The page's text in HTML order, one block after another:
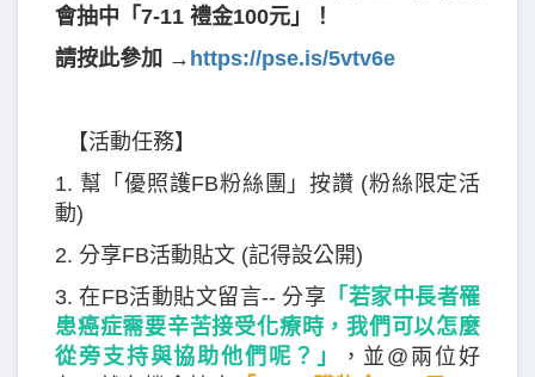
會抽中「7-11 禮金100元」！
請按此參加 → https://pse.is/5vtv6e
【活動任務】
1. 幫「優照護FB粉絲團」按讚 (粉絲限定活
動)
2. 分享FB活動貼文 (記得設公開)
3. 在FB活動貼文留言-- 分享 「若家中長者罹
患癌症需要辛苦接受化療時，我們可以怎麼
從旁支持與協助他們呢？ 」
，並@兩位好